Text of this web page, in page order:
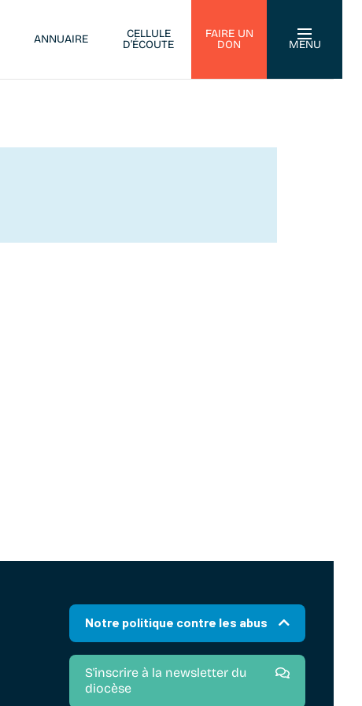
ANNUAIRE
CELLULE
D’ÉCOUTE
FAIRE UN
DON
MENU
Notre politique contre les abus
S'inscrire à la newsletter du
diocèse